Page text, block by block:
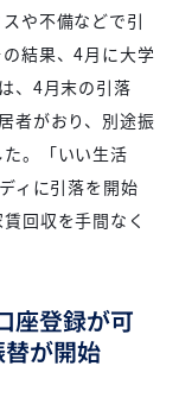
や不備などで引
結果、4月に大学
、4月末の引落
者がおり、別途振
。「いい生活
ィに引落を開始
回収を手間なく
座登録が可
が開始